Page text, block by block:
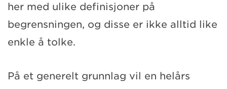
her med ulike definisjoner på
begrensningen, og disse er ikke alltid like
enkle å tolke.
På et generelt grunnlag vil en helårs